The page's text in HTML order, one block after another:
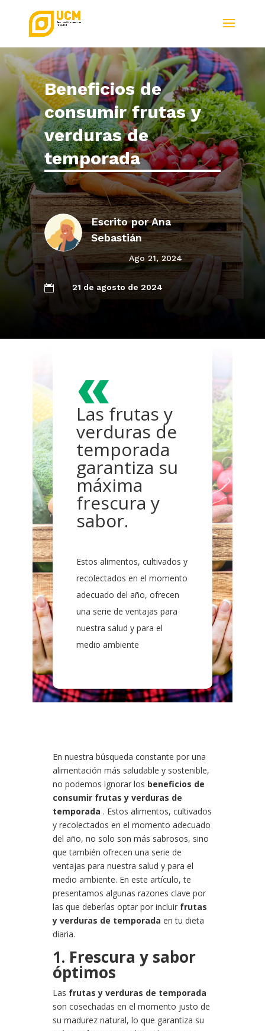
Beneficios de
consumir frutas y
verduras de
temporada
Escrito porAna
Sebastián
Ago 21, 2024
 21 de agosto de 2024
«
Las frutas y
verduras de
temporada
garantiza su
máxima
frescura y
sabor.
Estos alimentos, cultivados y
recolectados en el momento
adecuado del año, ofrecen
una serie de ventajas para
nuestra salud y para el
medio ambiente
En nuestra búsqueda constante por una
alimentación más saludable y sostenible,
no podemos ignorar los beneficios de
consumir frutas y verduras de
temporada . Estos alimentos, cultivados
y recolectados en el momento adecuado
del año, no solo son más sabrosos, sino
que también ofrecen una serie de
ventajas para nuestra salud y para el
medio ambiente. En este artículo, te
presentamos algunas razones clave por
las que deberías optar por incluir frutas
y verduras de temporada en tu dieta
diaria.
1. Frescura y sabor
óptimos
Las frutas y verduras de temporada
son cosechadas en el momento justo de
su madurez natural, lo que garantiza su